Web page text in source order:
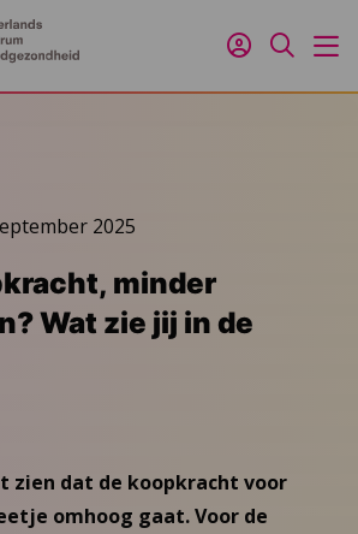
Inloggen
Zoeken
2025
minder
Wat zie jij in de
zien dat de koopkracht voor
omhoog gaat. Voor de